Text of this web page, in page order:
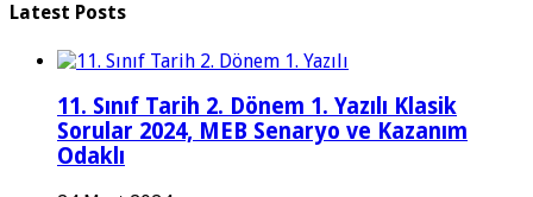
Latest Posts
11. Sınıf Tarih 2. Dönem 1. Yazılı Klasik
Sorular 2024, MEB Senaryo ve Kazanım
Odaklı